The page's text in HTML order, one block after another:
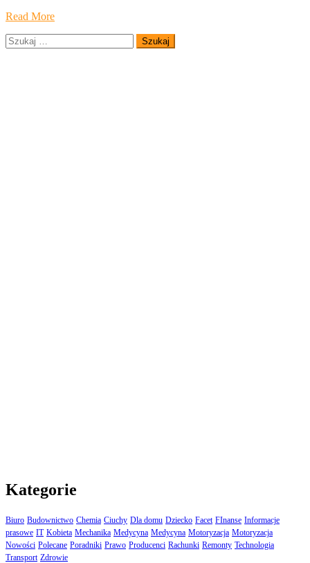
Read More
Szukaj:
Kategorie
Biuro Budownictwo Chemia Ciuchy Dla domu Dziecko Facet FInanse Informacje
prasowe IT Kobieta Mechanika Medycyna Medycyna Motoryzacja Motoryzacja
Nowości Polecane Poradniki Prawo Producenci Rachunki Remonty Technologia
Transport Zdrowie